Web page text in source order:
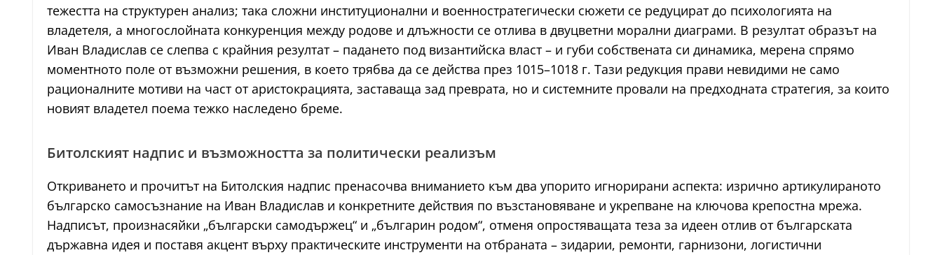
тежестта на структурен анализ; така сложни институционални и военностратегически сюжети се редуцират до психологията на
владетеля, а многослойната конкуренция между родове и длъжности се отлива в двуцветни морални диаграми. В резултат образът на
Иван Владислав се слепва с крайния резултат – падането под византийска власт – и губи собствената си динамика, мерена спрямо
моментното поле от възможни решения, в което трябва да се действа през 1015–1018 г. Тази редукция прави невидими не само
рационалните мотиви на част от аристокрацията, заставаща зад преврата, но и системните провали на предходната стратегия, за които
новият владетел поема тежко наследено бреме.
Битолският надпис и възможността за политически реализъм
Откриването и прочитът на Битолския надпис пренасочва вниманието към два упорито игнорирани аспекта: изрично артикулираното
българско самосъзнание на Иван Владислав и конкретните действия по възстановяване и укрепване на ключова крепостна мрежа.
Надписът, произнасяйки „български самодържец“ и „българин родом“, отменя опростяващата теза за идеен отлив от българската
държавна идея и поставя акцент върху практическите инструменти на отбраната – зидарии, ремонти, гарнизони, логистични